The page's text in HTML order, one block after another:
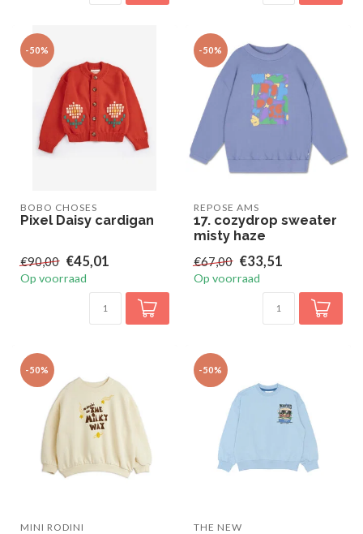
-50%
BOBO CHOSES
Pixel Daisy cardigan
€90,00 €45,01
Op voorraad
-50%
REPOSE AMS
17. cozydrop sweater
misty haze
€67,00 €33,51
Op voorraad
-50%
MINI RODINI
-50%
THE NEW